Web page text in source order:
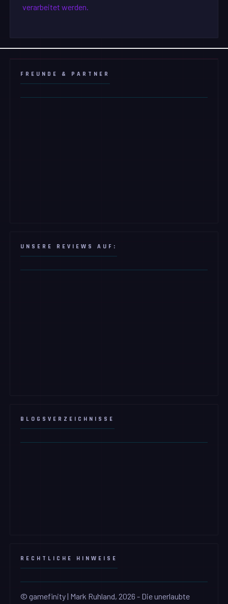
verarbeitet werden.
FREUNDE & PARTNER
UNSERE REVIEWS AUF:
BLOGSVERZEICHNISSE
RECHTLICHE HINWEISE
© gamefinity | Mark Ruhland, 2026 - Die unerlaubte